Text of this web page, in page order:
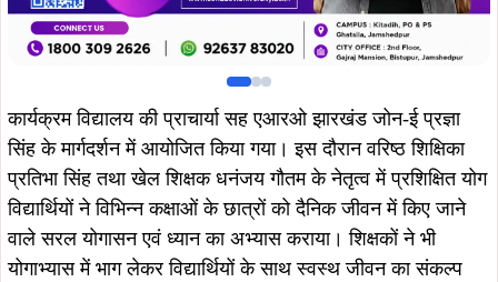
कार्यक्रम विद्यालय की प्राचार्या सह एआरओ झारखंड जोन-ई प्रज्ञा
सिंह के मार्गदर्शन में आयोजित किया गया। इस दौरान वरिष्ठ शिक्षिका
प्रतिभा सिंह तथा खेल शिक्षक धनंजय गौतम के नेतृत्व में प्रशिक्षित योग
विद्यार्थियों ने विभिन्न कक्षाओं के छात्रों को दैनिक जीवन में किए जाने
वाले सरल योगासन एवं ध्यान का अभ्यास कराया। शिक्षकों ने भी
योगाभ्यास में भाग लेकर विद्यार्थियों के साथ स्वस्थ जीवन का संकल्प